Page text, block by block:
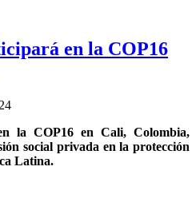
en la COP16
la COP16 en Cali, Colombia,
social privada en la protección
Latina.